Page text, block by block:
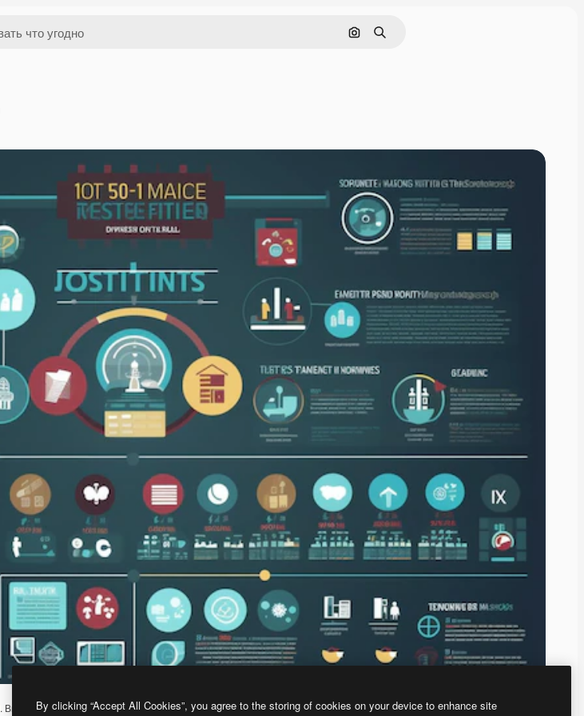
Поиск по изображению
Поиск
. Вы можете создать свой собственный с помощью нашего генератора изображений на основе ИИ.
By clicking “Accept All Cookies”, you agree to the storing of cookies on your device to enhance site